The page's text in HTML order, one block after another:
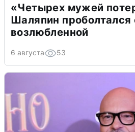
«Четырех мужей
Шаляпин проболтался
возлюбленной
6 августа 53